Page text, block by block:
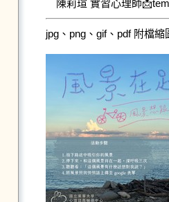
陳莉瑄 實習心理師
jpg、png、gif、pdf 附檔縮